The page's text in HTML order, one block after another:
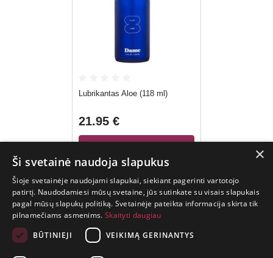
Lubrikantas Aloe (118 ml)
21.95 €
GYVENIMAS
TRUMPAS.
PATIRK
NUOTYKĮ.
×
Ši svetainė naudoja slapukus
Šioje svetainėje naudojami slapukai, siekiant pagerinti vartotojo
patirtį. Naudodamiesi mūsų svetaine, jūs sutinkate su visais slapukais
pagal mūsų slapukų politiką. Svetainėje pateikta informacija skirta tik
pilnamečiams asmenims. Skaityti daugiau
BŪTINIEJI
VEIKIMĄ GERINANTYS